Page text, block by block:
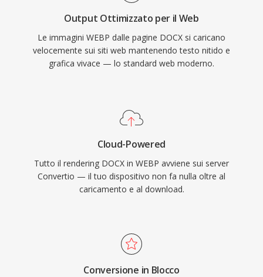
Output Ottimizzato per il Web
Le immagini WEBP dalle pagine DOCX si caricano
velocemente sui siti web mantenendo testo nitido e
grafica vivace — lo standard web moderno.
Cloud-Powered
Tutto il rendering DOCX in WEBP avviene sui server
Convertio — il tuo dispositivo non fa nulla oltre al
caricamento e al download.
Conversione in Blocco